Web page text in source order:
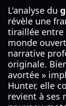
L'analyse du
révèle une
tiraillée entre
monde
narrative
originale.
avortée »
Hunter, elle
revient à ses